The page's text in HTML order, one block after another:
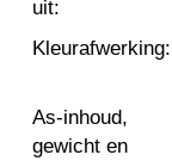
uit:
Kleurafwerking:
As-inhoud,
gewicht en